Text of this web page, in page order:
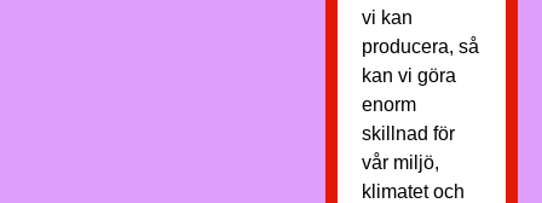
vi kan
producera, så
kan vi göra
enorm
skillnad för
vår miljö,
klimatet och